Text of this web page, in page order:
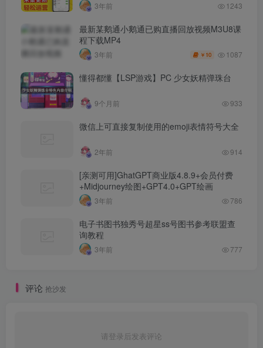
3年前 1243
最新某鹅通小鹅通已购直播回放视频M3U8课
程下载MP4
3年前 ￥ 10 1087
懂得都懂【LSP游戏】PC 少女妖精弹珠台
9个月前 933
微信上可直接复制使用的emoji表情符号大全
2年前 914
[亲测可用]GhatGPT商业版4.8.9+会员付费
+Midjourney绘图+GPT4.0+GPT绘画
3年前 786
电子书图书独秀号超星ss号图书参考联盟查
询教程
3年前 777
评论 抢沙发
请登录后发表评论